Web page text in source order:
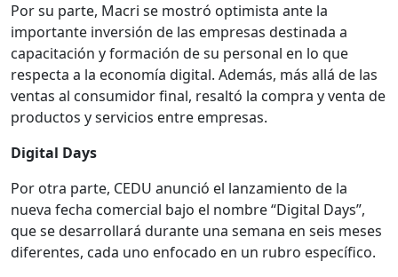
Por su parte, Macri se mostró optimista ante la
importante inversión de las empresas destinada a
capacitación y formación de su personal en lo que
respecta a la economía digital. Además, más allá de las
ventas al consumidor final, resaltó la compra y venta de
productos y servicios entre empresas.
Digital Days
Por otra parte, CEDU anunció el lanzamiento de la
nueva fecha comercial bajo el nombre “Digital Days”,
que se desarrollará durante una semana en seis meses
diferentes, cada uno enfocado en un rubro específico.